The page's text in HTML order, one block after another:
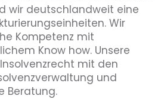
wir deutschlandweit eine
Wir
Kompetenz mit
Know how. Unsere
mit den
und
Beratung.